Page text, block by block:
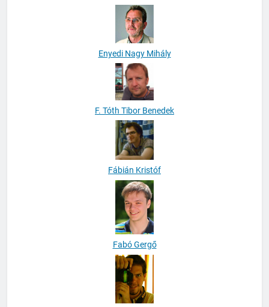
Dura Márta
Enyedi Nagy Mihály
F. Tóth Tibor Benedek
Fábián Kristóf
Fabó Gergő